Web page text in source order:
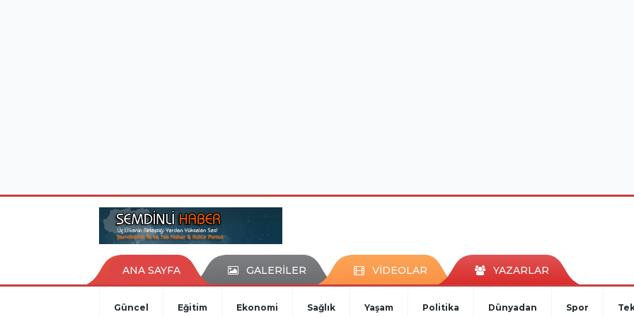
ANA SAYFA GALERİLER VİDEOLAR YAZARLAR
Güncel Eğitim Ekonomi Sağlık Yaşam Politika Dünyadan Spor